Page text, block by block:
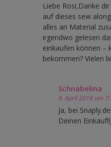
Liebe Rosi,Danke
auf dieses sew
alles an Material
irgendwo gelesen
einkaufen können –
bekommen? Vielen
Schnabelina
9. April 2018 um
Ja, bei
Deinen